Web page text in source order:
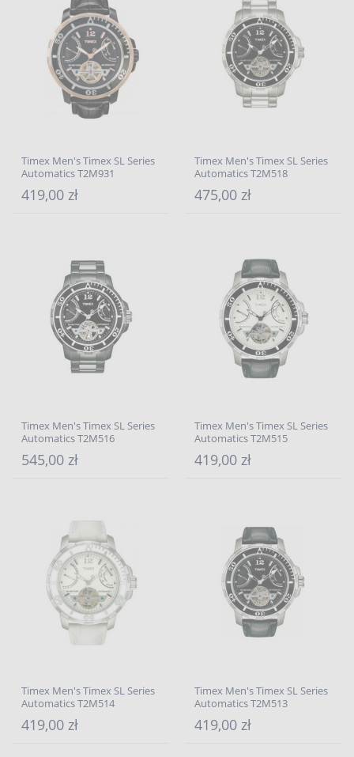
Timex Men's Timex SL Series
Automatics T2M931
419,00 zł
Timex Men's Timex SL Series
Automatics T2M518
475,00 zł
Timex Men's Timex SL Series
Automatics T2M516
545,00 zł
Timex Men's Timex SL Series
Automatics T2M515
419,00 zł
Timex Men's Timex SL Series
Automatics T2M514
419,00 zł
Timex Men's Timex SL Series
Automatics T2M513
419,00 zł